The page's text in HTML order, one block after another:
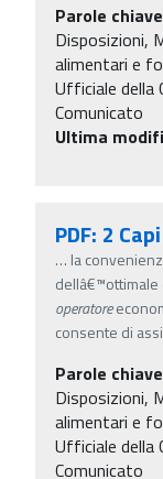
Parole chiave
Disposizioni,
alimentari e
Ufficiale della
Comunicato
Ultima
PDF: 2
… la
dellâ€™ottimale
operatore
consente di
Parole chiave
Disposizioni,
alimentari e
Ufficiale della
Comunicato